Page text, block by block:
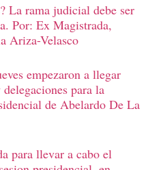
La rama judicial debe ser
Por: Ex Magistrada,
Ariza-Velasco
empezaron a llegar
para la
de Abelardo De La
para llevar a cabo el